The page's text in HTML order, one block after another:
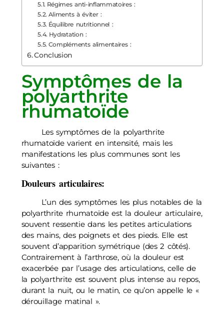
Régimes anti-inflammatoires :
Aliments à éviter :
Équilibre nutritionnel :
Hydratation :
Compléments alimentaires :
Conclusion
Symptômes de la
polyarthrite
rhumatoïde
Les symptômes de la polyarthrite
rhumatoïde varient en intensité, mais les
manifestations les plus communes sont les
suivantes :
Douleurs articulaires:
L’un des symptômes les plus notables de la
polyarthrite rhumatoïde est la douleur articulaire,
souvent ressentie dans les petites articulations
des mains, des poignets et des pieds. Elle est
souvent d’apparition symétrique (des 2 côtés).
Contrairement à l’arthrose, où la douleur est
exacerbée par l’usage des articulations, celle de
la polyarthrite est souvent plus intense au repos,
durant la nuit, ou le matin, ce qu’on appelle le «
dérouillage matinal ».